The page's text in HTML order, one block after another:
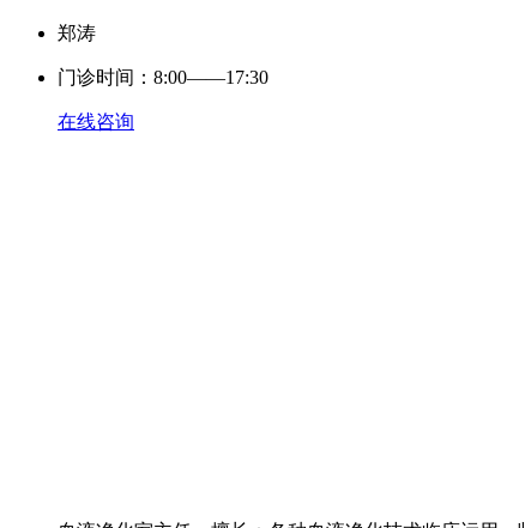
郑涛
门诊时间：8:00——17:30
在线咨询